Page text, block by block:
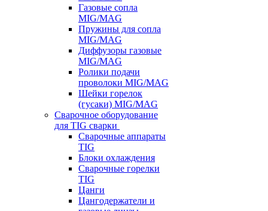
Газовые сопла
MIG/MAG
Пружины для сопла
MIG/MAG
Диффузоры газовые
MIG/MAG
Ролики подачи
проволоки MIG/MAG
Шейки горелок
(гусаки) MIG/MAG
Сварочное оборудование
для TIG сварки
Сварочные аппараты
TIG
Блоки охлаждения
Сварочные горелки
TIG
Цанги
Цангодержатели и